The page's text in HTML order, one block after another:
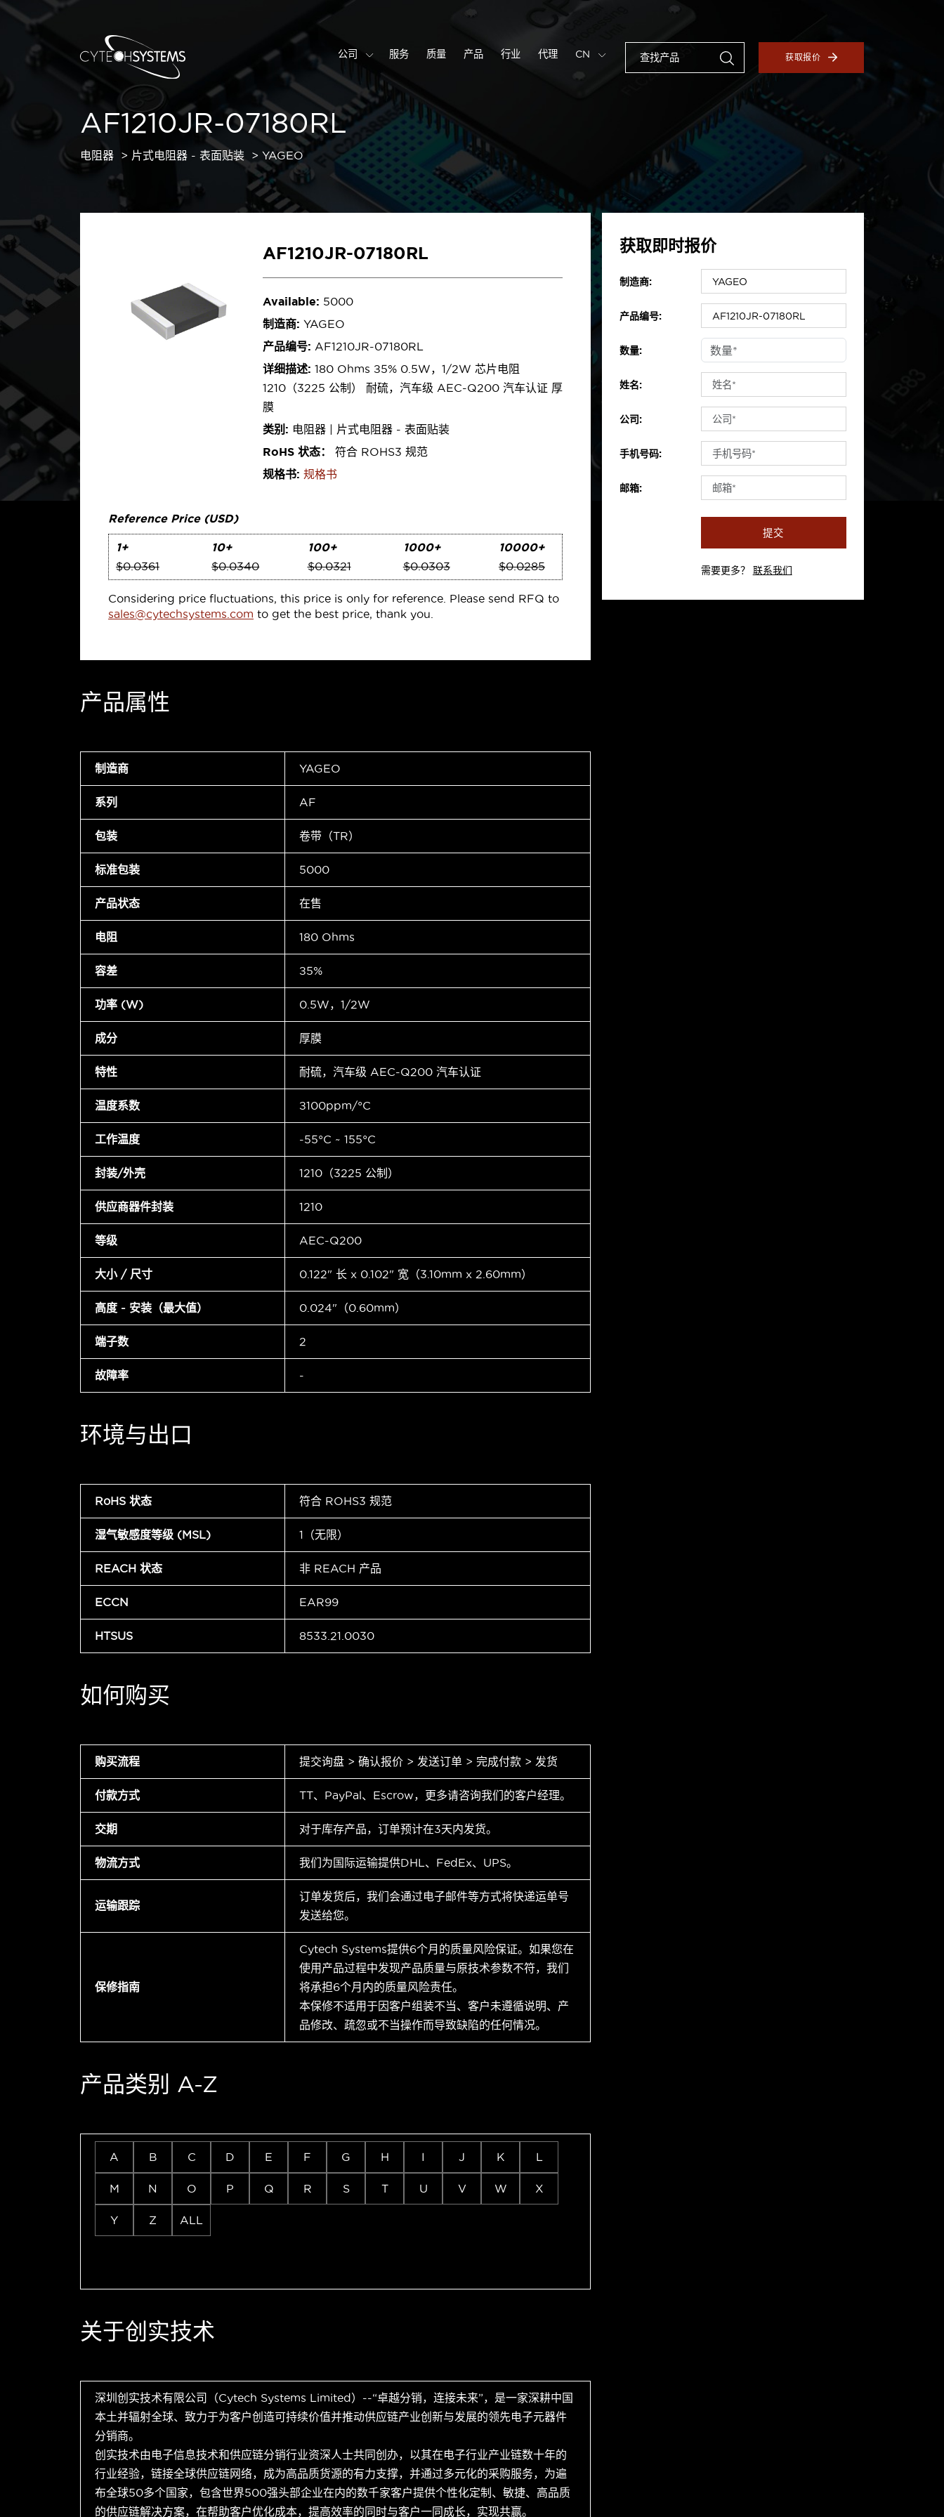
公司 服务 质量 产品 行业 代理 CN 获取报价
AF1210JR-07180RL
电阻器 片式电阻器 - 表面贴装 YAGEO
AF1210JR-07180RL
Available: 5000
制造商: YAGEO
产品编号: AF1210JR-07180RL
详细描述: 180 Ohms ±5% 0.5W，1/2W 芯片电阻
1210（3225 公制） 耐硫，汽车级 AEC-Q200 汽车认证 厚
膜
类别: 电阻器 | 片式电阻器 - 表面贴装
RoHS 状态：
符合 ROHS3 规范
规格书: 规格书
Reference Price (USD)
1+
$0.0361
10+
$0.0340
100+
$0.0321
1000+
$0.0303
10000+
$0.0285
Considering price fluctuations, this price is only for reference. Please send RFQ to
sales@cytechsystems.com to get the best price, thank you.
产品属性
制造商 YAGEO
系列 AF
包装 卷带（TR）
标准包装 5000
产品状态 在售
电阻 180 Ohms
容差 ±5%
功率 (W) 0.5W，1/2W
成分 厚膜
特性 耐硫，汽车级 AEC-Q200 汽车认证
温度系数 ±100ppm/°C
工作温度 -55°C ~ 155°C
封装/外壳 1210（3225 公制）
供应商器件封装 1210
等级 AEC-Q200
大小 / 尺寸 0.122" 长 x 0.102" 宽（3.10mm x 2.60mm）
高度 - 安装（最大值） 0.024"（0.60mm）
端子数 2
故障率 -
环境与出口
RoHS 状态 符合 ROHS3 规范
湿气敏感度等级 (MSL) 1（无限）
REACH 状态 非 REACH 产品
ECCN EAR99
HTSUS 8533.21.0030
如何购买
购买流程 提交询盘 > 确认报价 > 发送订单 > 完成付款 > 发货
付款方式 TT、PayPal、Escrow，更多请咨询我们的客户经理。
交期 对于库存产品，订单预计在3天内发货。
物流方式 我们为国际运输提供DHL、FedEx、UPS。
运输跟踪
订单发货后，我们会通过电子邮件等方式将快递运单号
发送给您。
保修指南
Cytech Systems提供6个月的质量风险保证。如果您在
使用产品过程中发现产品质量与原技术参数不符，我们
将承担6个月内的质量风险责任。
本保修不适用于因客户组装不当、客户未遵循说明、产
品修改、疏忽或不当操作而导致缺陷的任何情况。
产品类别 A-Z
A B C D E F G H I J K L
M N O P Q R S T U V W X
Y Z ALL
关于创实技术
深圳创实技术有限公司（Cytech Systems Limited）--“卓越分销，连接未来”，是一家深耕中国
本土并辐射全球、致力于为客户创造可持续价值并推动供应链产业创新与发展的领先电子元器件
分销商。
创实技术由电子信息技术和供应链分销行业资深人士共同创办，以其在电子行业产业链数十年的
行业经验，链接全球供应链网络，成为高品质货源的有力支撑，并通过多元化的采购服务，为遍
布全球50多个国家，包含世界500强头部企业在内的数千家客户提供个性化定制、敏捷、高品质
的供应链解决方案，在帮助客户优化成本，提高效率的同时与客户一同成长，实现共赢。
获取即时报价
制造商:
产品编号:
数量:
姓名:
公司:
手机号码:
邮箱:
提交
需要更多？ 联系我们